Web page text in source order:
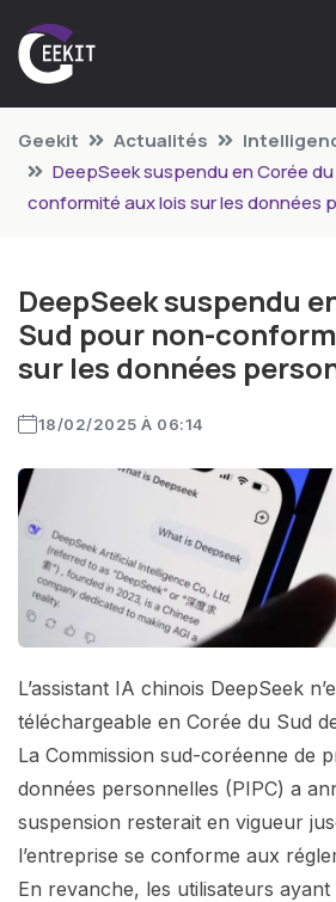
Geekit Actualités
DeepSeek suspendu en Corée
conformité aux lois sur les données
DeepSeek suspendu
Sud pour non-
sur les données
18/02/2025 À 06:14
L’assistant IA chinois DeepSeek
téléchargeable en Corée du Sud
La Commission sud-coréenne de
données personnelles (PIPC) a
suspension resterait en vigueur
l’entreprise se conforme aux
En revanche, les utilisateurs ayant